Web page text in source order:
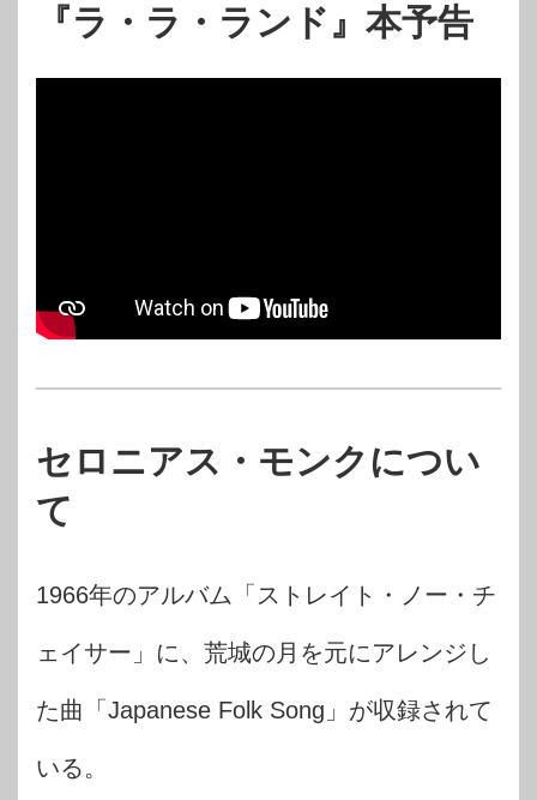
『ラ・ラ・ランド』本予告
セロニアス・モンクについ
て
1966年のアルバム「ストレイト・ノー・チ
ェイサー」に、荒城の月を元にアレンジし
た曲「Japanese Folk Song」が収録されて
いる。